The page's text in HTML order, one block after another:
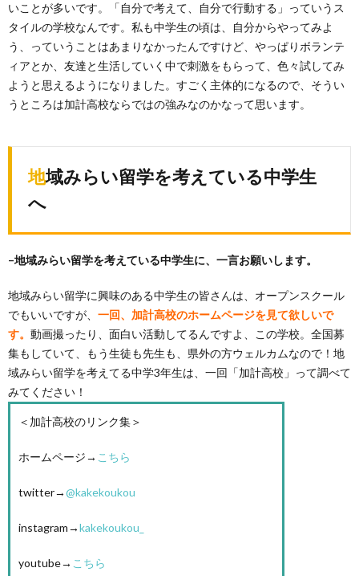
いことが多いです。「自分で考えて、自分で行動する」っていうス
タイルの学校なんです。私も中学生の頃は、自分からやってみよ
う、っていうことはあまりなかったんですけど、やっぱりボランテ
ィアとか、友達と生活していく中で刺激をもらって、色々試してみ
ようと思えるようになりました。すごく主体的になるので、そうい
うところは加計高校ならではの強みなのかなって思います。
地域みらい留学を考えている中学生
へ
–地域みらい留学を考えている中学生に、一言お願いします。
地域みらい留学に興味のある中学生の皆さんは、オープンスクール
でもいいですが、 一回、加計高校のホームページを見て欲しいで
す。 動画撮ったり、面白い活動してるんですよ、この学校。全国募
集もしていて、もう生徒も先生も、県外の方ウェルカムなので！地
域みらい留学を考えてる中学3年生は、一回「加計高校」って調べて
みてください！
＜加計高校のリンク集＞
ホームページ→ こちら
twitter→@kakekoukou
instagram→kakekoukou_
youtube→ こちら